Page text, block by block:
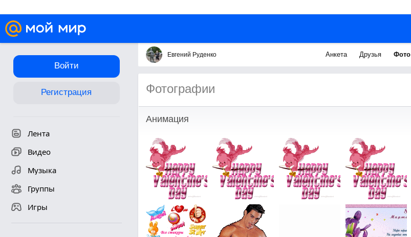
Войти
Регистрация
Лента
Видео
Музыка
Группы
Игры
Евгений Руденко Анкета Друзья Фото
Фотографии
Анимация